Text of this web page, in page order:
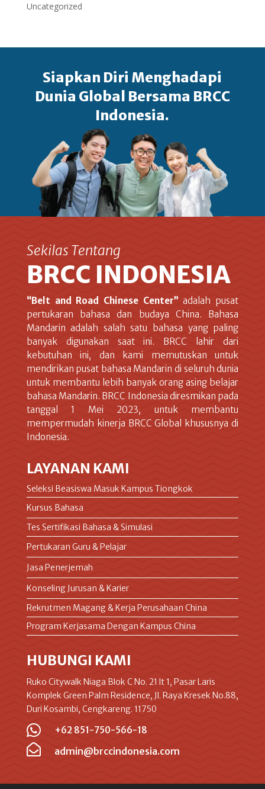
Uncategorized
Siapkan Diri Menghadapi
Dunia Global Bersama BRCC
Indonesia.
Sekilas Tentang
BRCC INDONESIA
“Belt and Road Chinese Center” adalah pusat
pertukaran bahasa dan budaya China. Bahasa
Mandarin adalah salah satu bahasa yang paling
banyak digunakan saat ini. BRCC lahir dari
kebutuhan ini, dan kami memutuskan untuk
mendirikan pusat bahasa Mandarin di seluruh dunia
untuk membantu lebih banyak orang asing belajar
bahasa Mandarin. BRCC Indonesia diresmikan pada
tanggal 1 Mei 2023, untuk membantu
mempermudah kinerja BRCC Global khususnya di
Indonesia.
LAYANAN KAMI
Seleksi Beasiswa Masuk Kampus Tiongkok
Kursus Bahasa
Tes Sertifikasi Bahasa & Simulasi
Pertukaran Guru & Pelajar
Jasa Penerjemah
Konseling Jurusan & Karier
Rekrutmen Magang & Kerja Perusahaan China
Program Kerjasama Dengan Kampus China
HUBUNGI KAMI
Ruko Citywalk Niaga Blok C No. 21 lt 1, Pasar Laris
Komplek Green Palm Residence, Jl. Raya Kresek No.88,
Duri Kosambi, Cengkareng. 11750
 +62 851-750-566-18
 admin@brccindonesia.com